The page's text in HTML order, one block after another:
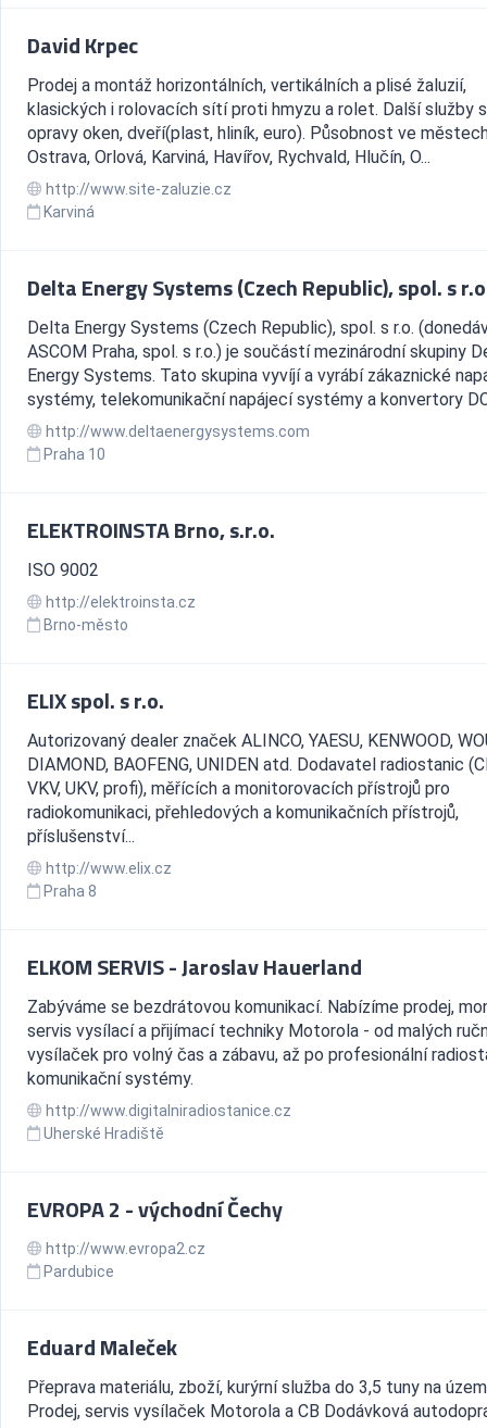
David Krpec
Prodej a montáž horizontálních, vertikálních a plisé žaluzií,
klasických i rolovacích sítí proti hmyzu a rolet. Další služby
opravy oken, dveří(plast, hliník, euro). Působnost ve
Ostrava, Orlová, Karviná, Havířov, Rychvald, Hlučín, O...
http://www.site-zaluzie.cz
Karviná
Delta Energy Systems (Czech Republic), spol. s
Delta Energy Systems (Czech Republic), spol. s r.o.
ASCOM Praha, spol. s r.o.) je součástí mezinárodní skupiny
Energy Systems. Tato skupina vyvíjí a vyrábí zákaznické
systémy, telekomunikační napájecí systémy a konvertory
http://www.deltaenergysystems.com
Praha 10
ELEKTROINSTA Brno, s.r.o.
ISO 9002
http://elektroinsta.cz
Brno-město
ELIX spol. s r.o.
Autorizovaný dealer značek ALINCO, YAESU, KENWOOD,
DIAMOND, BAOFENG, UNIDEN atd. Dodavatel radiostanic
VKV, UKV, profi), měřících a monitorovacích přístrojů pro
radiokomunikaci, přehledových a komunikačních přístrojů,
příslušenství...
http://www.elix.cz
Praha 8
ELKOM SERVIS - Jaroslav Hauerland
Zabýváme se bezdrátovou komunikací. Nabízíme prodej,
servis vysílací a přijímací techniky Motorola - od malých
vysílaček pro volný čas a zábavu, až po profesionální
komunikační systémy.
http://www.digitalniradiostanice.cz
Uherské Hradiště
EVROPA 2 - východní Čechy
http://www.evropa2.cz
Pardubice
Eduard Maleček
Přeprava materiálu, zboží, kurýrní služba do 3,5 tuny na
Prodej, servis vysílaček Motorola a CB Dodávková